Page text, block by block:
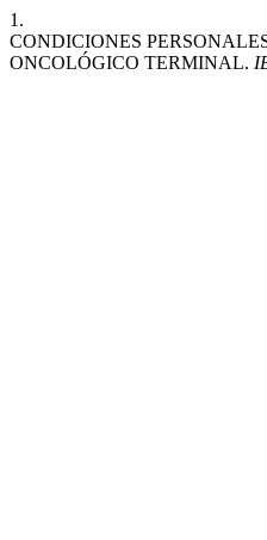
1.
CONDICIONES
ONCOLÓGICO TERMINAL.